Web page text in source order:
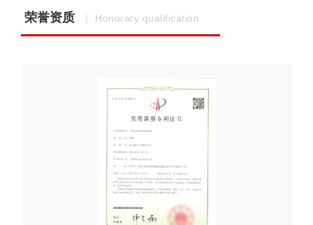
荣誉资质 ｜ Honorary qualification